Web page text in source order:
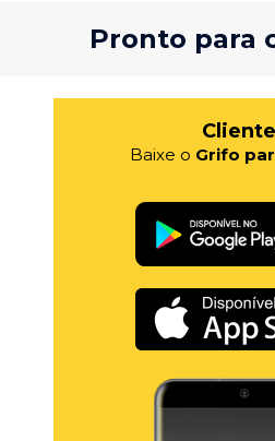
Pronto para
Baixe o Grifo